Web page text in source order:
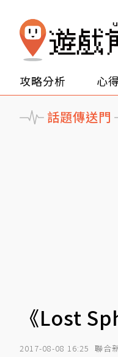
攻略分析 心
話題傳送門
《Lost
2017-08-08 16:25 聯合